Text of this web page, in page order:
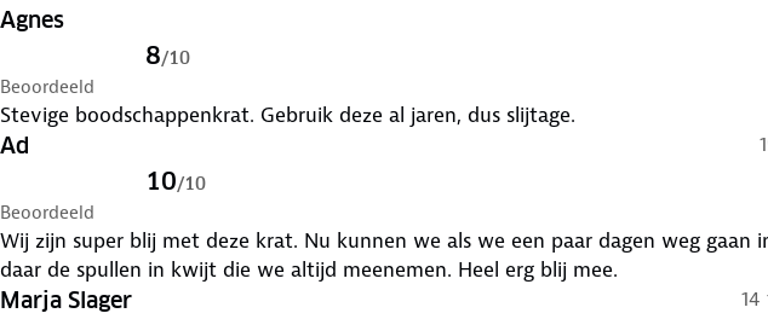
6. Door de deksel kun je extra spullen bovenop de trolley leggen of gemakkelijk
7. Staat direct stil en stabiel door de voorpoten, geen gedoe met wiebelende
Agnes
8/10
Beoordeeld
Stevige boodschappenkrat. Gebruik deze al jaren, dus slijtage.
Ad
10/10
Beoordeeld
Wij zijn super blij met deze krat. Nu kunnen we als we een paar dagen weg gaan
daar de spullen in kwijt die we altijd meenemen. Heel erg blij mee.
Marja Slager